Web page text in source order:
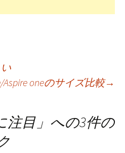
Aspire oneのサイズ比較→
注目 」への3件の